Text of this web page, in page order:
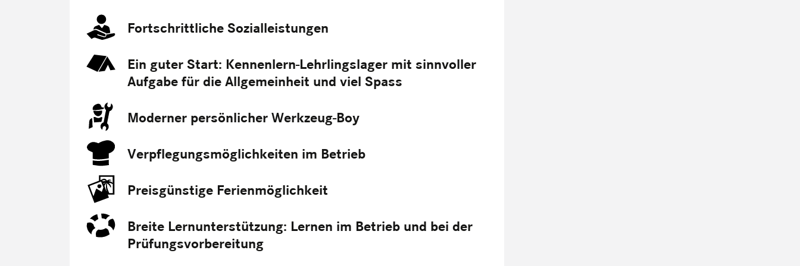
Fortschrittliche Sozialleistungen
Ein guter Start: Kennenlern-Lehrlingslager mit sinnvoller
Aufgabe für die Allgemeinheit und viel Spass
Moderner persönlicher Werkzeug-Boy
Verpflegungsmöglichkeiten im Betrieb
Preisgünstige Ferienmöglichkeit
Breite Lernunterstützung: Lernen im Betrieb und bei der
Prüfungsvorbereitung